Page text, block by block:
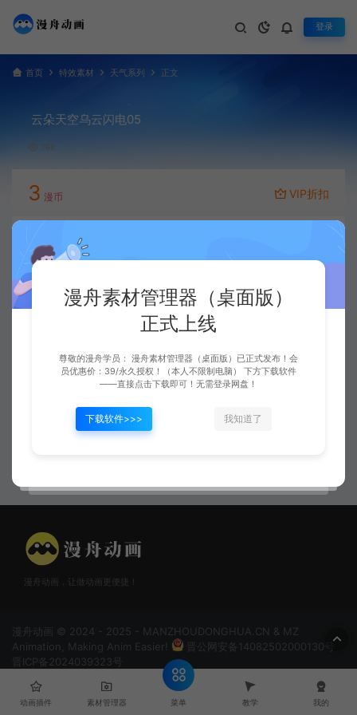
登录
首页 特效素材 天气系列 正文
云朵天空乌云闪电05
768
3 漫币 VIP折扣
立即下载
漫舟动画，让做动画更便捷！
漫舟动画 © 2024 - 2025 - MANZHOUDONGHUA.CN & MZ
Animation, Making Anim Easier!
晋公网安备14082502000130号
晋ICP备2024039323号
动画插件 素材管理器 菜单 教学 我的
漫舟素材管理器（桌面版）
正式上线
尊敬的漫舟学员： 漫舟素材管理器（桌面版）已正式发布！会
员优惠价：39/永久授权！（本人不限制电脑） 下方下载软件
——直接点击下载即可！无需登录网盘！
下载软件>>> 我知道了